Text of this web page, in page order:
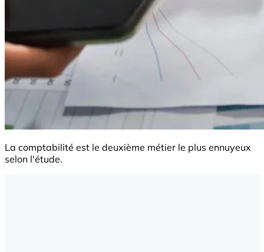
La comptabilité est le deuxième métier le plus ennuyeux
selon l'étude.